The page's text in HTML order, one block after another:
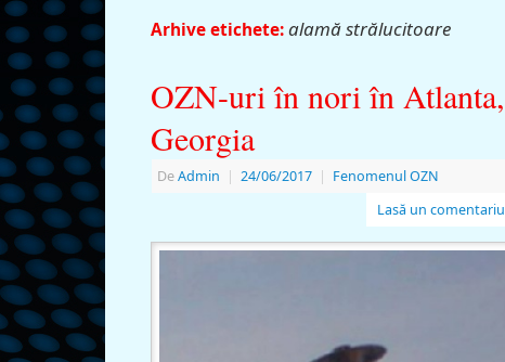
Arhive etichete:alamă strălucitoare
OZN-uri în nori în Atlanta,
Georgia
DeAdmin | 24/06/2017 | Fenomenul OZN
Lasă un comentariu